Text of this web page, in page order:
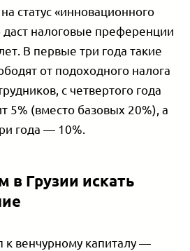
статус «инновационного
даст налоговые преференции
В первые три года такие
от подоходного налога
с четвертого года
5% (вместо базовых 20%), а
года — 10%.
в Грузии искать
к венчурному капиталу —